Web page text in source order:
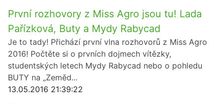
První rozhovory z Miss Agro jsou tu! Lada
Pařízková, Buty a Mydy Rabycad
Je to tady! Přichází první vlna rozhovorů z Miss Agro
2016! Počtěte si o prvních dojmech vítězky,
studentských letech Mydy Rabycad nebo o pohledu
BUTY na „Zeměd...
13.05.2016 21:39:22